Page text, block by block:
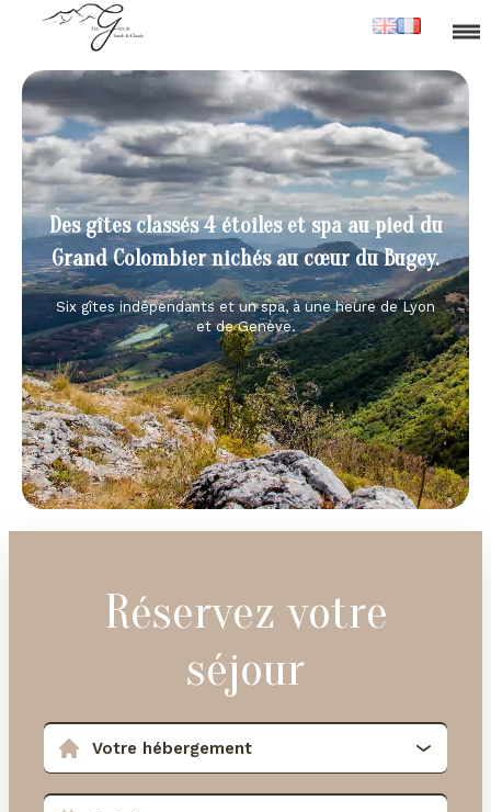
Des gîtes classés 4 étoiles et spa au pied du
Grand Colombier nichés au cœur du Bugey.
Six gîtes indépendants et un spa, à une heure de Lyon
et de Genève.
Réservez votre
séjour